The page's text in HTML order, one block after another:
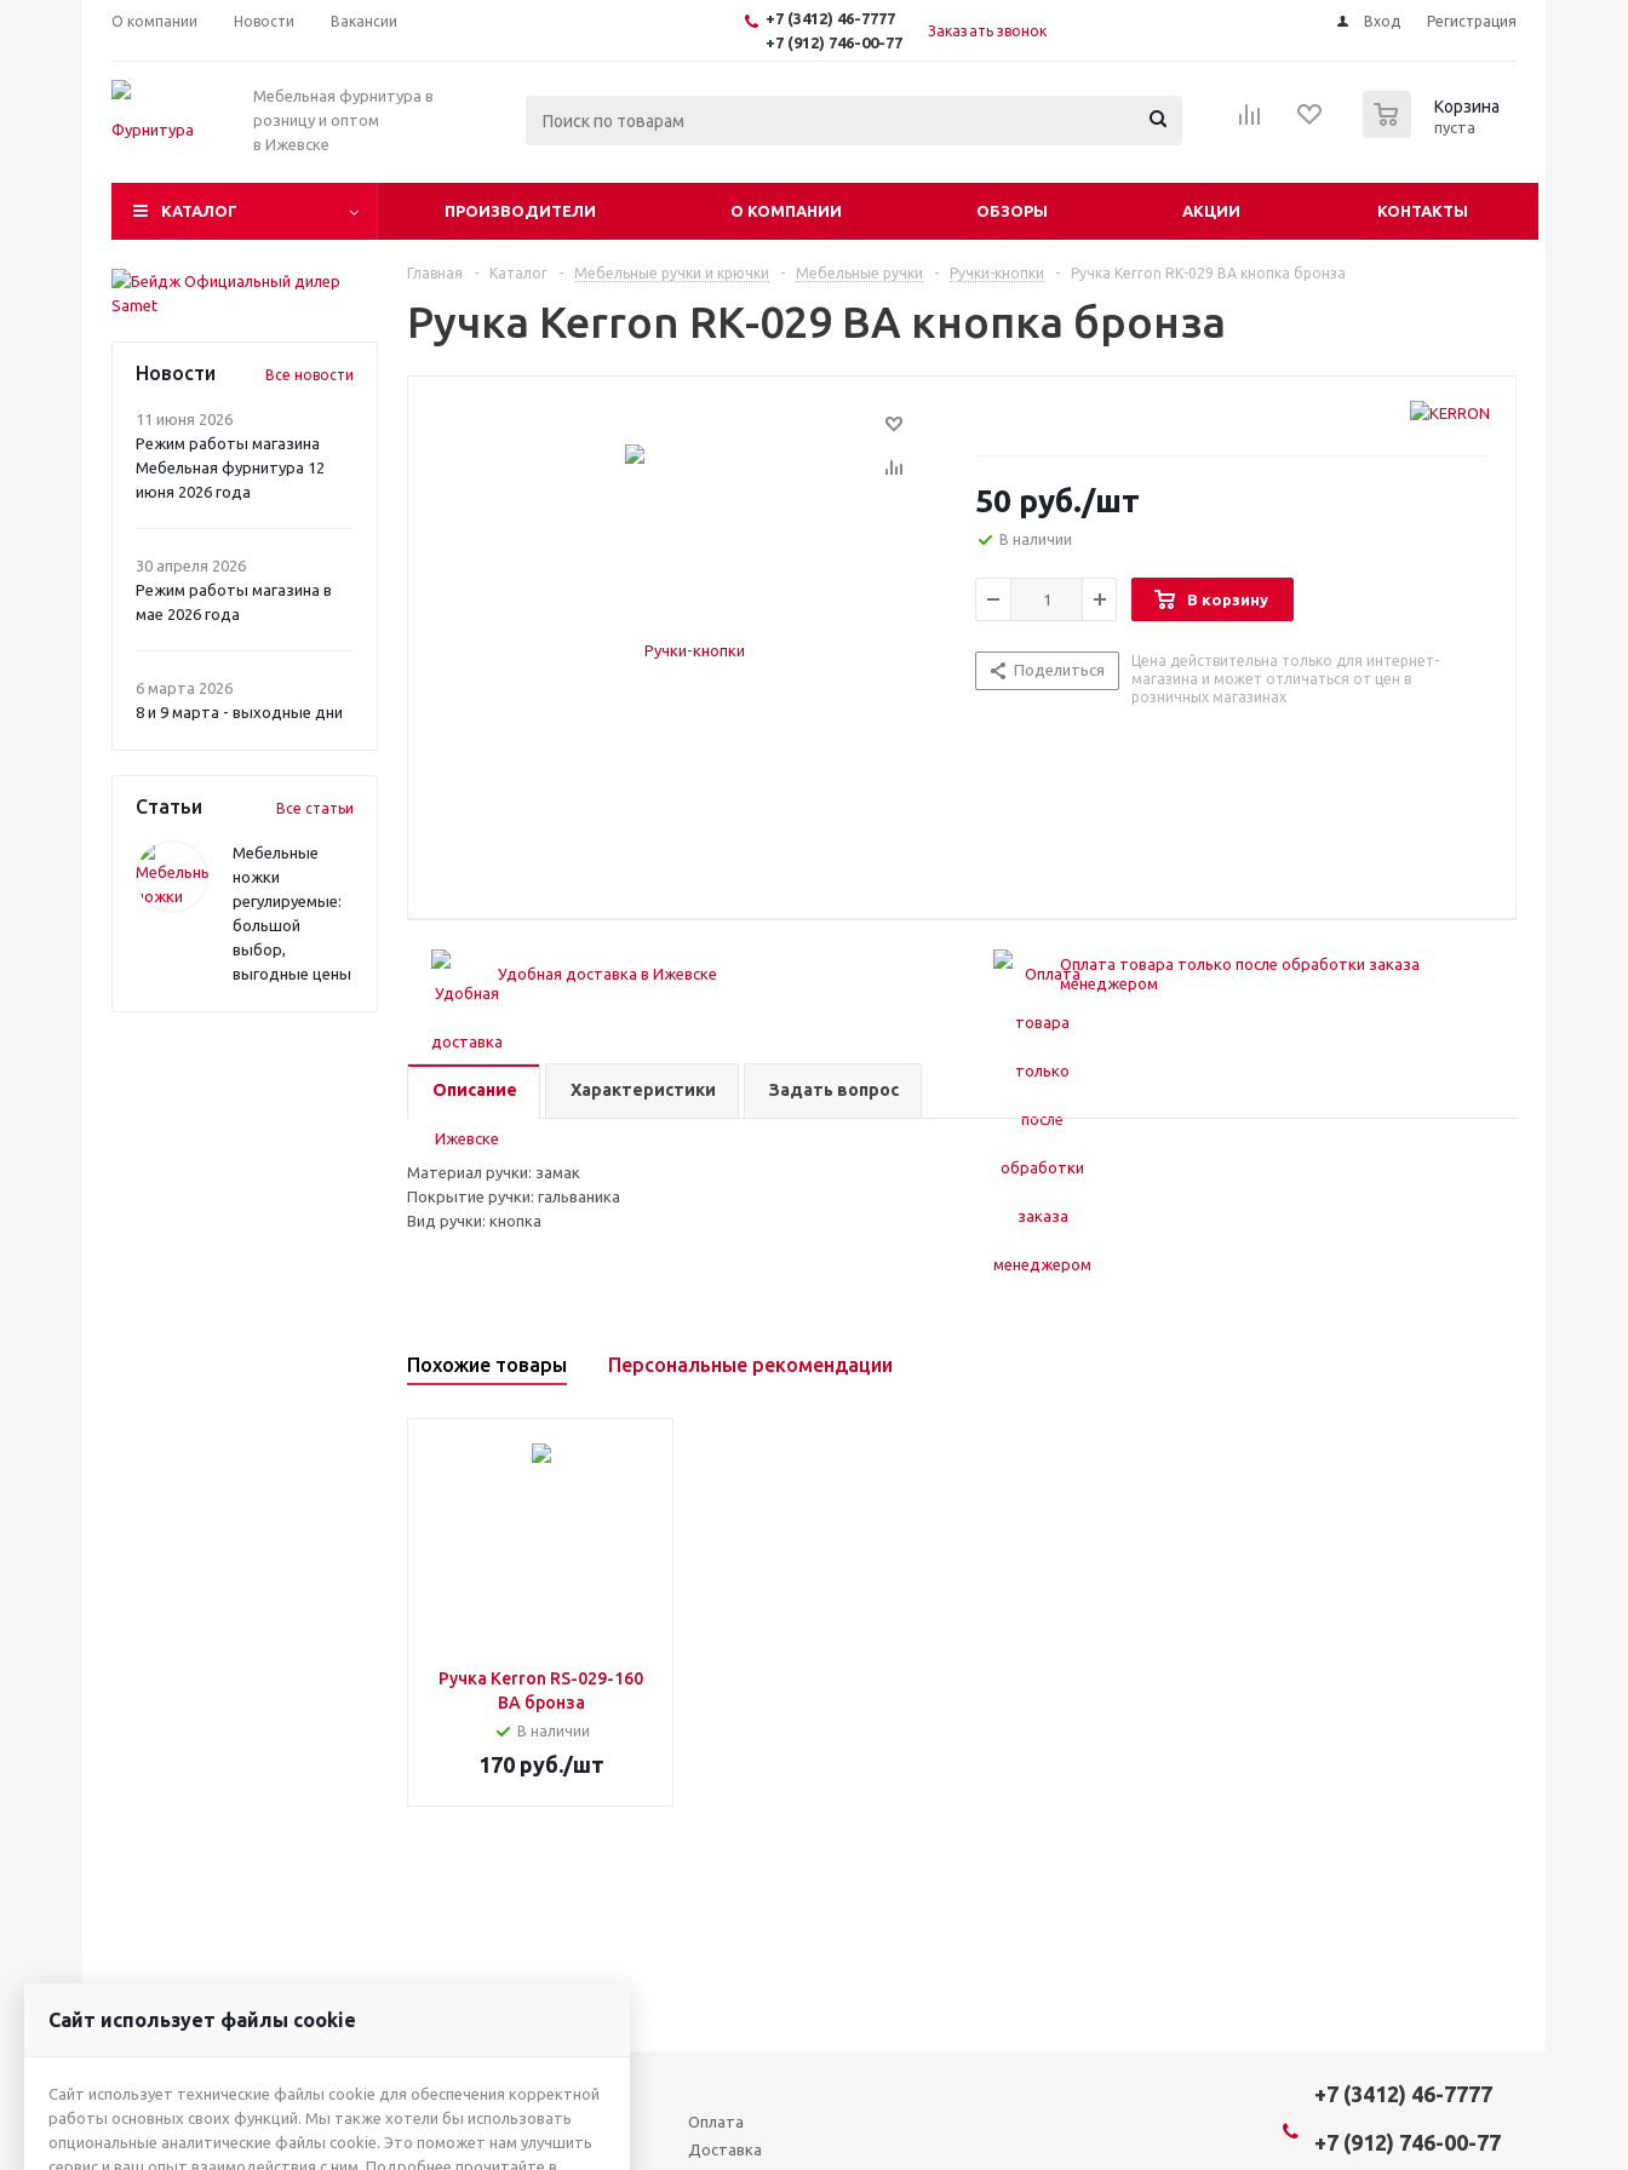
О компании Новости Вакансии
+7 (3412) 46-7777
+7 (912) 746-00-77
Заказать звонок
Вход Регистрация
Мебельная фурнитура в
розницу и оптом
в Ижевске
Корзина
пуста
КАТАЛОГ ПРОИЗВОДИТЕЛИ О КОМПАНИИ ОБЗОРЫ АКЦИИ КОНТАКТЫ
Новости Все новости
11 июня 2026
Режим работы магазина
Мебельная фурнитура 12
июня 2026 года
30 апреля 2026
Режим работы магазина в
мае 2026 года
6 марта 2026
8 и 9 марта - выходные дни
Статьи Все статьи
Мебельные
ножки
регулируемые:
большой
выбор,
выгодные цены
Главная - Каталог - Мебельные ручки и крючки - Мебельные ручки - Ручки-кнопки - Ручка Kerron RК-029 BA кнопка бронза
Ручка Kerron RК-029 BA кнопка бронза
50 руб./шт
В наличии
В корзину
Поделиться
Цена действительна только для интернет-
магазина и может отличаться от цен в
розничных магазинах
Удобная доставка в Ижевске
Оплата товара только после обработки заказа
менеджером
Описание Характеристики Задать вопрос
Материал ручки: замак
Покрытие ручки: гальваника
Вид ручки: кнопка
Похожие товары Персональные рекомендации
Ручка Kerron RS-029-160
BА бронза
В наличии
170руб./шт
2026 © ИП Жуйкова А.Ю.
О КОМПАНИИ
Новости
Производители
Оплата
Доставка
+7 (3412) 46-7777
+7 (912) 746-00-77
Сайт использует файлы cookie
Сайт использует технические файлы cookie для обеспечения корректной
работы основных своих функций. Мы также хотели бы использовать
опциональные аналитические файлы cookie. Это поможет нам улучшить
сервис и ваш опыт взаимодействия с ним. Подробнее прочитайте в